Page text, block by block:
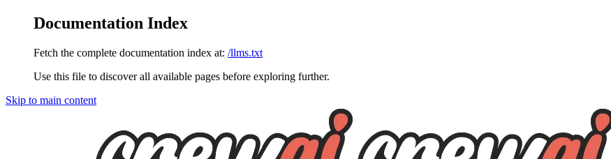
Documentation Index
Fetch the complete documentation index at: /llms.txt
Use this file to discover all available pages before exploring further.
Skip to main content